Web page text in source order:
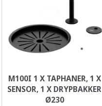
M100I 1 X TAPHANER, 1 X
SENSOR, 1 X DRYPBAKKER
Ø230